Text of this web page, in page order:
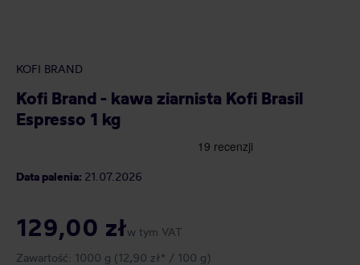
KOFI BRAND
Kofi Brand - kawa ziarnista Kofi Brasil
Espresso 1 kg
Data palenia: 21.07.2026
129,00 złw tym VAT
Zawartość: 1000 g (12,90 zł* / 100 g)